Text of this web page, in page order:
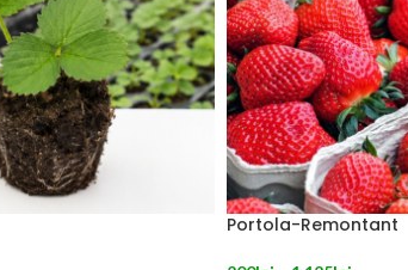
Portola-Remontant